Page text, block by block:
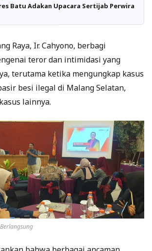
Batu Adakan Upacara Sertijab Perwira
Raya, Ir. Cahyono, berbagi
teror dan intimidasi yang
terutama ketika mengungkap kasus
besi ilegal di Malang Selatan,
lainnya.